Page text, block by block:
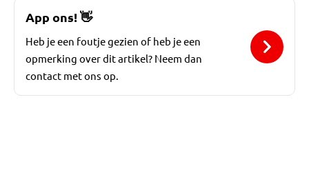
App ons!👋
Heb je een foutje gezien of heb je een
opmerking over dit artikel? Neem dan
contact met ons op.